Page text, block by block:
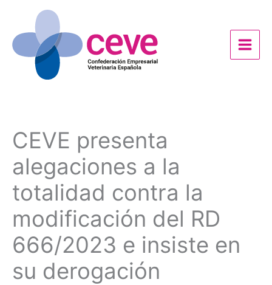
contenido
CEVE presenta
alegaciones a la
totalidad contra la
modificación del RD
666/2023 e insiste en
su derogación